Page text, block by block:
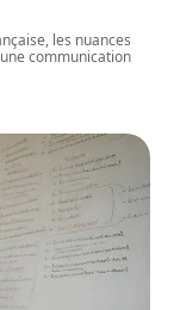
les nuances
communication